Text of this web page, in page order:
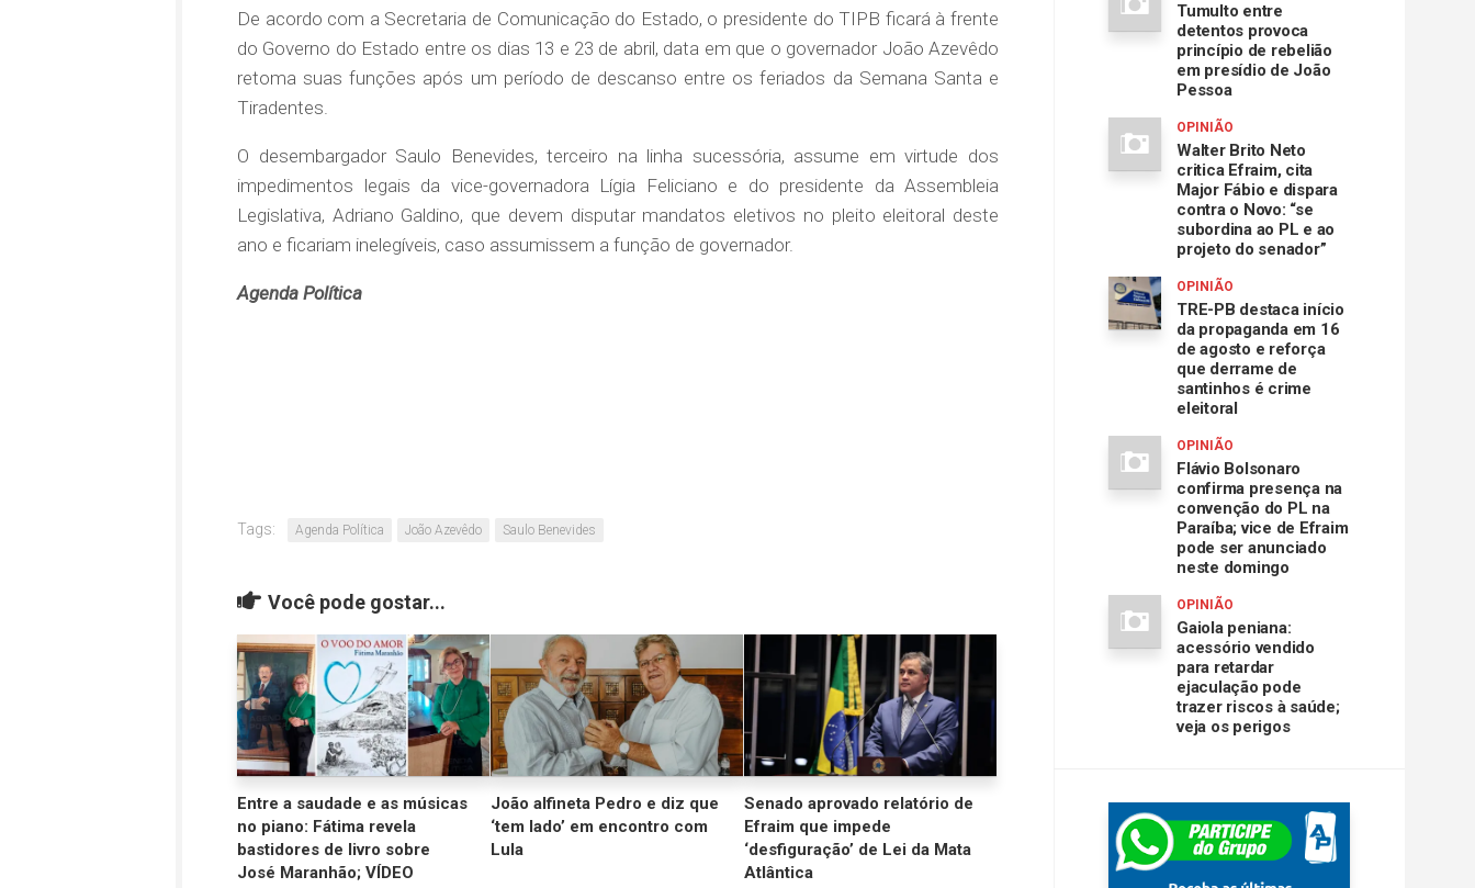
De acordo com a Secretaria de Comunicação do Estado, o presidente do TIPB ficará à frente
do Governo do Estado entre os dias 13 e 23 de abril, data em que o governador João Azevêdo
retoma suas funções após um período de descanso entre os feriados da Semana Santa e
Tiradentes.
O desembargador Saulo Benevides, terceiro na linha sucessória, assume em virtude dos
impedimentos legais da vice-governadora Lígia Feliciano e do presidente da Assembleia
Legislativa, Adriano Galdino, que devem disputar mandatos eletivos no pleito eleitoral deste
ano e ficariam inelegíveis, caso assumissem a função de governador.
Agenda Política
Tags: Agenda Política João Azevêdo Saulo Benevides
Você pode gostar...
Entre a saudade e as músicas
no piano: Fátima revela
bastidores de livro sobre
José Maranhão; VÍDEO
João alfineta Pedro e diz que
‘tem lado’ em encontro com
Lula
Senado aprovado relatório de
Efraim que impede
‘desfiguração’ de Lei da Mata
Atlântica
Tumulto entre
detentos provoca
princípio de rebelião
em presídio de João
Pessoa
OPINIÃO
Walter Brito Neto
critica Efraim, cita
Major Fábio e dispara
contra o Novo: “se
subordina ao PL e ao
projeto do senador”
OPINIÃO
TRE-PB destaca início
da propaganda em 16
de agosto e reforça
que derrame de
santinhos é crime
eleitoral
OPINIÃO
Flávio Bolsonaro
confirma presença na
convenção do PL na
Paraíba; vice de Efraim
pode ser anunciado
neste domingo
OPINIÃO
Gaiola peniana:
acessório vendido
para retardar
ejaculação pode
trazer riscos à saúde;
veja os perigos